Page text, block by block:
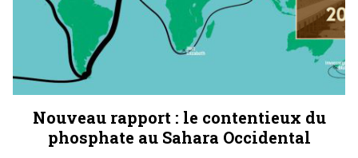
Nouveau rapport : le contentieux du
phosphate au Sahara Occidental